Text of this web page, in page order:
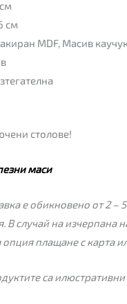
см
MDF, Масив
столове!
маси
е обикновено от 2
В случай на изчерпана
опция плащане с карта
са